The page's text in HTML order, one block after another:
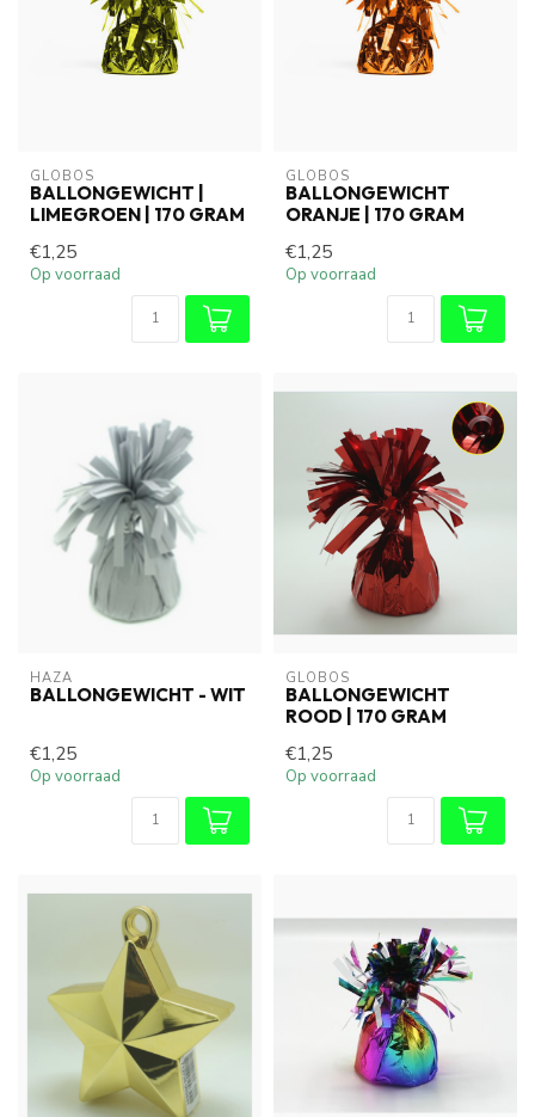
GLOBOS
BALLONGEWICHT |
LIMEGROEN | 170 GRAM
€1,25
Op voorraad
GLOBOS
BALLONGEWICHT
ORANJE | 170 GRAM
€1,25
Op voorraad
HAZA
BALLONGEWICHT - WIT
€1,25
Op voorraad
GLOBOS
BALLONGEWICHT
ROOD | 170 GRAM
€1,25
Op voorraad